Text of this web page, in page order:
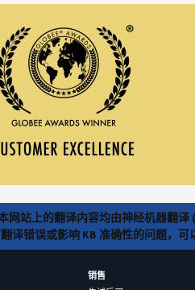
网站上的翻译内容均由神经机器翻
译错误或影响 KB 准确性的问题，可
销售